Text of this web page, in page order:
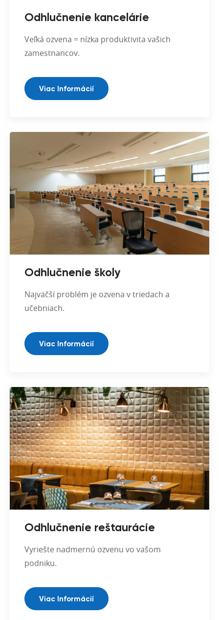
Odhlučnenie kancelárie
Veľká ozvena = nízka produktivita vašich
zamestnancov.
Viac Informácií
Odhlučnenie školy
Najväčší problém je ozvena v triedach a
učebniach.
Viac Informácií
Odhlučnenie reštaurácie
Vyriešte nadmernú ozvenu vo vašom
podniku.
Viac Informácií